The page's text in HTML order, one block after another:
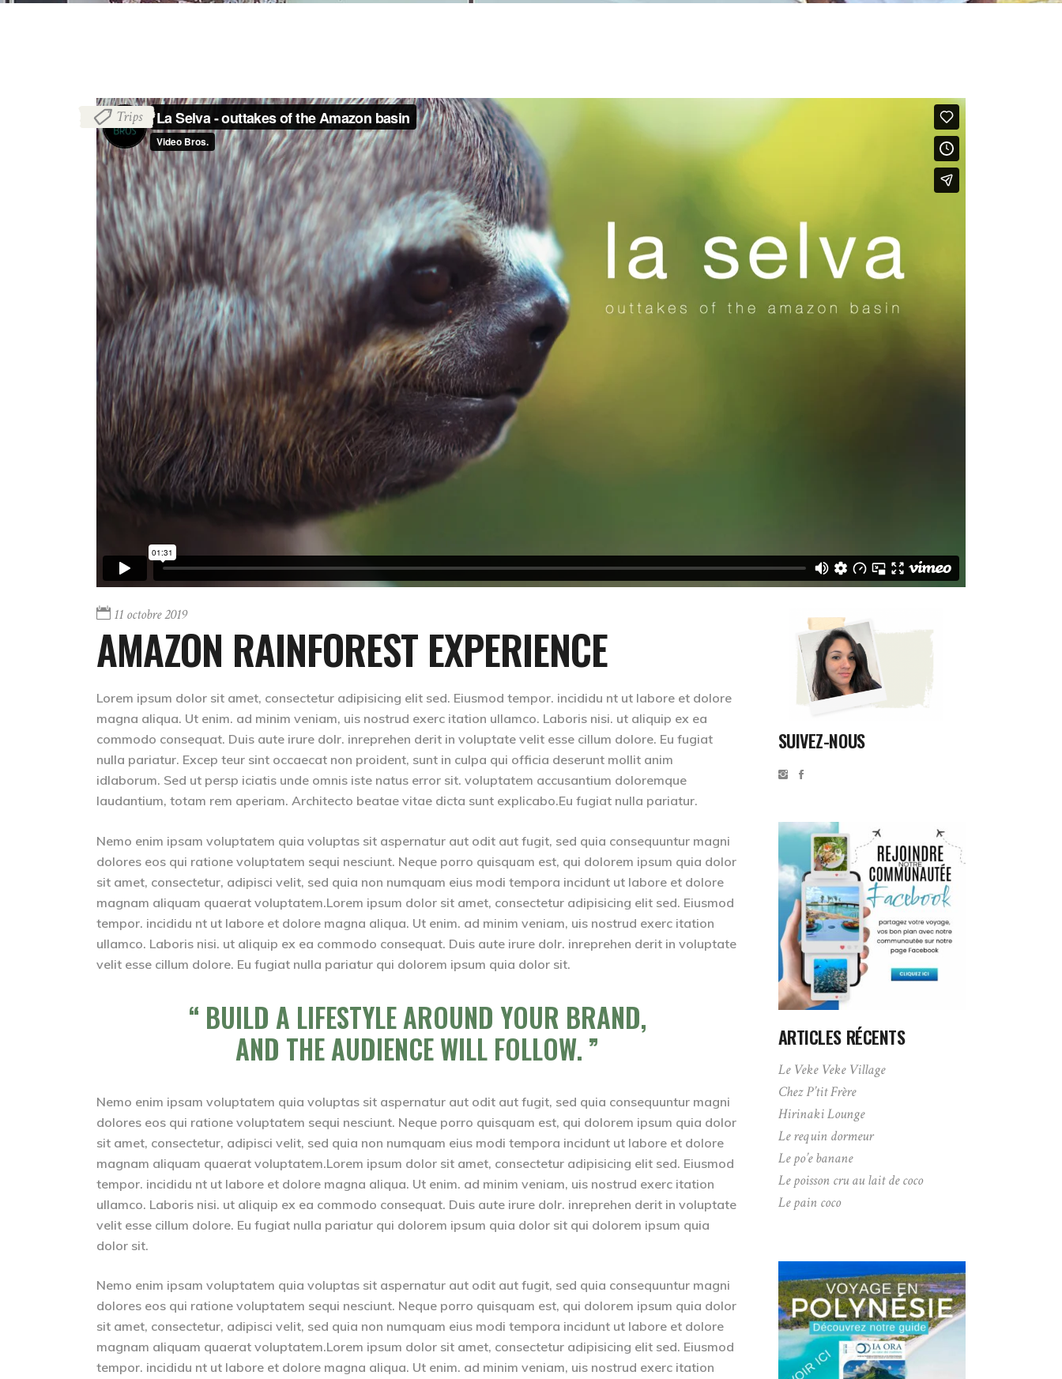
Trips
11 octobre 2019
AMAZON RAINFOREST EXPERIENCE
Lorem ipsum dolor sit amet, consectetur adipisicing elit sed. Eiusmod tempor. incididu nt ut labore et dolore
magna aliqua. Ut enim. ad minim veniam, uis nostrud exerc itation ullamco. Laboris nisi. ut aliquip ex ea
commodo consequat. Duis aute irure dolr. inreprehen derit in voluptate velit esse cillum dolore. Eu fugiat
nulla pariatur. Excep teur sint occaecat non proident, sunt in culpa qui officia deserunt mollit anim
idlaborum. Sed ut persp iciatis unde omnis iste natus error sit. voluptatem accusantium doloremque
laudantium, totam rem aperiam. Architecto beatae vitae dicta sunt explicabo.Eu fugiat nulla pariatur.
Nemo enim ipsam voluptatem quia voluptas sit aspernatur aut odit aut fugit, sed quia consequuntur magni
dolores eos qui ratione voluptatem sequi nesciunt. Neque porro quisquam est, qui dolorem ipsum quia dolor
sit amet, consectetur, adipisci velit, sed quia non numquam eius modi tempora incidunt ut labore et dolore
magnam aliquam quaerat voluptatem.Lorem ipsum dolor sit amet, consectetur adipisicing elit sed. Eiusmod
tempor. incididu nt ut labore et dolore magna aliqua. Ut enim. ad minim veniam, uis nostrud exerc itation
ullamco. Laboris nisi. ut aliquip ex ea commodo consequat. Duis aute irure dolr. inreprehen derit in voluptate
velit esse cillum dolore. Eu fugiat nulla pariatur qui dolorem ipsum quia dolor sit.
BUILD A LIFESTYLE AROUND YOUR BRAND,
AND THE AUDIENCE WILL FOLLOW.
Nemo enim ipsam voluptatem quia voluptas sit aspernatur aut odit aut fugit, sed quia consequuntur magni
dolores eos qui ratione voluptatem sequi nesciunt. Neque porro quisquam est, qui dolorem ipsum quia dolor
sit amet, consectetur, adipisci velit, sed quia non numquam eius modi tempora incidunt ut labore et dolore
magnam aliquam quaerat voluptatem.Lorem ipsum dolor sit amet, consectetur adipisicing elit sed. Eiusmod
tempor. incididu nt ut labore et dolore magna aliqua. Ut enim. ad minim veniam, uis nostrud exerc itation
ullamco. Laboris nisi. ut aliquip ex ea commodo consequat. Duis aute irure dolr. inreprehen derit in voluptate
velit esse cillum dolore. Eu fugiat nulla pariatur qui dolorem ipsum quia dolor sit qui dolorem ipsum quia
dolor sit.
Nemo enim ipsam voluptatem quia voluptas sit aspernatur aut odit aut fugit, sed quia consequuntur magni
dolores eos qui ratione voluptatem sequi nesciunt. Neque porro quisquam est, qui dolorem ipsum quia dolor
sit amet, consectetur, adipisci velit, sed quia non numquam eius modi tempora incidunt ut labore et dolore
magnam aliquam quaerat voluptatem.Lorem ipsum dolor sit amet, consectetur adipisicing elit sed. Eiusmod
tempor. incididu nt ut labore et dolore magna aliqua. Ut enim. ad minim veniam, uis nostrud exerc itation
SUIVEZ-NOUS
ARTICLES RÉCENTS
Le Veke Veke Village
Chez P’tit Frère
Hirinaki Lounge
Le requin dormeur
Le po’e banane
Le poisson cru au lait de coco
Le pain coco